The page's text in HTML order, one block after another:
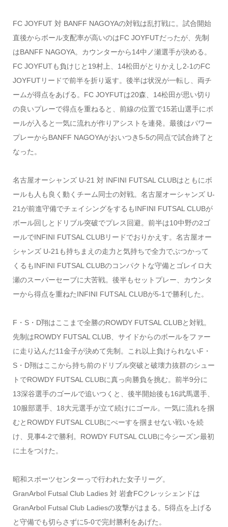
FC JOYFUT 対 BANFF NAGOYAの対戦は乱打戦に。試合開始
直後からボール支配率が高いのはFC JOYFUTだったが、先制
はBANFF NAGOYA。カウンターから14中ノ瀬選手が決める。
FC JOYFUTも負けじと19村上、14松田がとりかえし2-1のFC
JOYFUTリードで前半を折り返す。後半は状況が一転し、両チ
ームが得点をあげる。FC JOYFUTは20森、14松田が思い切り
の良いプレーで得点を重ねると、前線の位置で15若山選手にボ
ールが入ると一気に流れが作りアシストを連発。最後はパワー
プレーからBANFF NAGOYAがおいつき5-5の同点で試合終了と
なった。
名古屋オーシャンズ U-21 対 INFINI FUTSAL CLUBはともにボ
ールも人も良く動くチーム同士の対戦。名古屋オーシャンズ U-
21が前進守備でチェイシングをするもINFINI FUTSAL CLUBが
ボール回しとドリブル突破でプレス回避。前半は10中野の2ゴ
ールでINFINI FUTSAL CLUBリードでおりかえす。名古屋オー
シャンズ U-21も持ちまえの走力と気持ちで全力でぶつかって
くるもINFINI FUTSAL CLUBのコンパクトな守備とゴレイロ大
瀬のスーパーセーブに大苦戦。後半もセットプレー、カウンタ
ーから得点を重ねたINFINI FUTSAL CLUBが5-1で勝利した。
F・S・D翔はここまで全勝のROWDY FUTSAL CLUBと対戦。
先制はROWDY FUTSAL CLUB、サイドからのボールをファー
に走り込んだ11金子が決めて先制。これ以上負けられないF・
S・D翔はここから持ち前のドリブル突破と破壊力抜群のシュー
トでROWDY FUTSAL CLUBに真っ向勝負を挑む。前半9分に
13深谷選手のゴールで追いつくと、後半開始後も16武馬選手、
10服部選手、18大元選手が立て続けにゴール。一気に流れを掴
むとROWDY FUTSAL CLUBにぺーすを掴ませない戦いを続
け、見事4-2で勝利。ROWDY FUTSAL CLUBに今シーズン最初
に土をつけた。
昭和スポーツセンターっで行われた女子リーグ。
GranArbol Futsal Club Ladies 対 岩倉FCクレッシェンドは
GranArbol Futsal Club Ladiesの攻撃がはまる。5得点を上げる
と守備でも切らさずに5-0で完封勝利をあげた。